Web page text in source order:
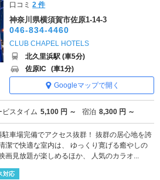
口コミ2 件
神奈川県横須賀市佐原1-14-3
046-834-4460
CLUB CHAPEL HOTELS
北久里浜駅 (車5分)
佐原IC (車1分)
Googleマップで開く
ビスタイム 5,100 円 ～ 宿泊 8,300 円 ～
車場完備でアクセス抜群！ 抜群の居心地を誇
潔で快適な室内は、 ゆっくり寛げる癒やしの
画見放題が楽しめるほか、 人気のカラオ...
対応